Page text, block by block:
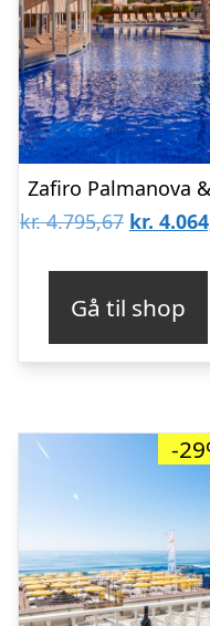
kr.4.795,67 Den
kr.
kr.
Gå til shop
-